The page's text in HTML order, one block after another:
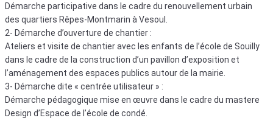
Démarche participative dans le cadre du renouvellement urbain
des quartiers Rêpes-Montmarin à Vesoul.
2- Démarche d’ouverture de chantier :
Ateliers et visite de chantier avec les enfants de l’école de Souilly
dans le cadre de la construction d’un pavillon d’exposition et
l’aménagement des espaces publics autour de la mairie.
3- Démarche dite « centrée utilisateur » :
Démarche pédagogique mise en œuvre dans le cadre du mastere
Design d’Espace de l’école de condé.